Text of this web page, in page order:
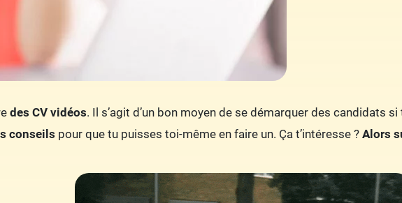
des CV vidéos. Il s’agit d’un bon moyen de se démarquer des candidats
conseils pour que tu puisses toi-même en faire un. Ça t’intéresse ? Alors